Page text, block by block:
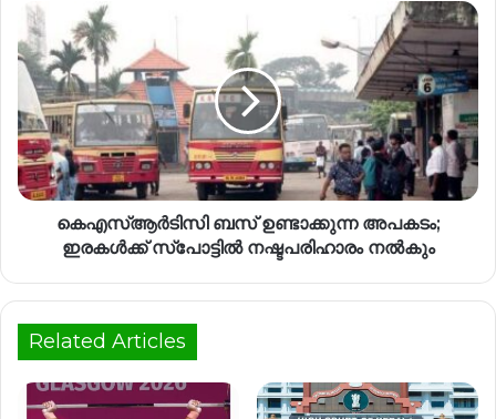
കെഎസ്ആര്‍ടിസി ബസ് ഉണ്ടാക്കുന്ന അപകടം;
ഇരകള്‍ക്ക് സ്പോട്ടില്‍ നഷ്ടപരിഹാരം നൽകും
Related Articles